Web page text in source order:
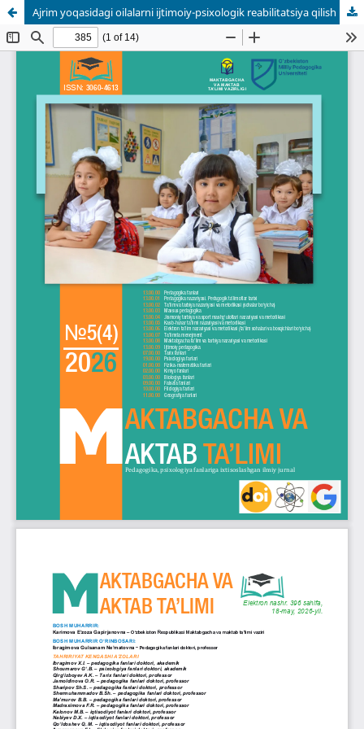
Ajrim yoqasidagi oilalarni ijtimoiy-psixologik reabilitatsiya qilish mexanizmlarini takomillashtirish